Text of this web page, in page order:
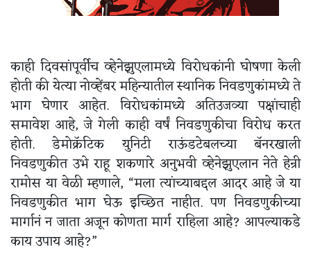
काही दिवसांपूर्वीच व्हेनेझुएलामध्ये विरोधकांनी घोषणा केली
होती की येत्या नोव्हेंबर महिन्यातील स्थानिक निवडणुकांमध्ये ते
भाग घेणार आहेत. विरोधकांमध्ये अतिउजव्या पक्षांचाही
समावेश आहे, जे गेली काही वर्षं निवडणुकीचा विरोध करत
होती. डेमोक्रॅटिक युनिटी राऊंडटेबलच्या बॅनरखाली
निवडणुकीत उभे राहू शकणारे अनुभवी व्हेनेझुएलान नेते हेन्री
रामोस या वेळी म्हणाले, “मला त्यांच्याबद्दल आदर आहे जे या
निवडणुकीत भाग घेऊ इच्छित नाहीत. पण निवडणुकीच्या
मार्गानं न जाता अजून कोणता मार्ग राहिला आहे? आपल्याकडे
काय उपाय आहे?”